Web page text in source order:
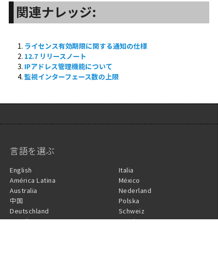
関連ナレッジ:
ライセンス有効期限に関する通知の仕様
12.7 リリースノート
IPアドレス管理機能について
監視インターフェース数の上限
言語を選ぶ
English
América Latina
Australia
中国
Deutschland
España
Italia
México
Nederland
Polska
Schweiz
Sverige